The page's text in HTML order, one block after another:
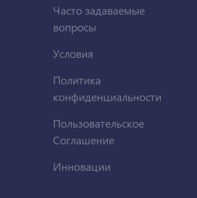
Часто задаваемые
вопросы
Условия
Политика
конфиденциальности
Пользовательское
Соглашение
Инновации